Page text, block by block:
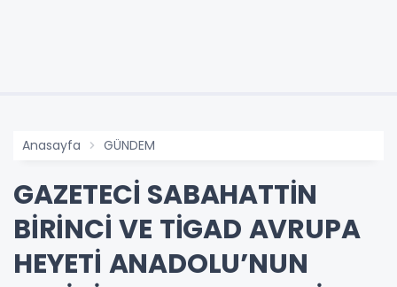
Anasayfa GÜNDEM
GAZETECİ SABAHATTİN
BİRİNCİ VE TİGAD AVRUPA
HEYETİ ANADOLU’NUN